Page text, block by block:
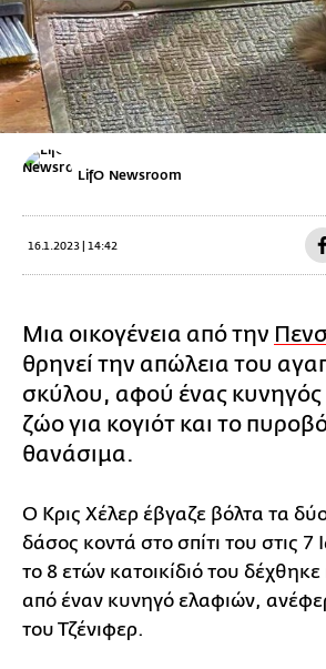
LifO Newsroom
16.1.2023 | 14:42
Μια οικογένεια από την
θρηνεί την απώλεια του
σκύλου, αφού ένας κυνηγός
ζώο για κογιότ και το
θανάσιμα.
Ο Κρις Χέλερ έβγαζε βόλτα τα
δάσος κοντά στο σπίτι του στις 7
το 8 ετών κατοικίδιό του
από έναν κυνηγό ελαφιών,
του Τζένιφερ.